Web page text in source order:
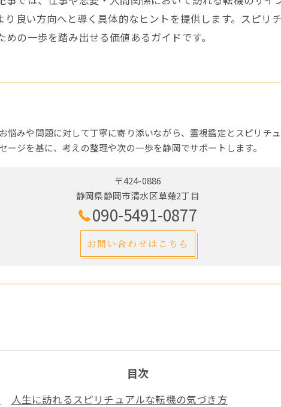
り良い方向へと導く具体的なヒントを提供します。スピリ
の一歩を踏み出せる価値あるガイドです。
悩みや問題に対して丁寧に寄り添いながら、霊視鑑定とスピリチ
ージを基に、考えの整理や次の一歩を静岡でサポートします。
〒424-0886
静岡県静岡市清水区草薙2丁目
090-5491-0877
お問い合わせはこちら
目次
人生に訪れるスピリチュアルな転機の気づき方